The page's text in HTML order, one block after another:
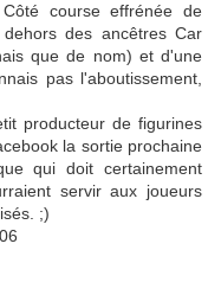
course effrénée de
des ancêtres Car
que de nom) et d'une
pas l'aboutissement,
producteur de figurines
la sortie prochaine
qui doit certainement
servir aux joueurs
;)